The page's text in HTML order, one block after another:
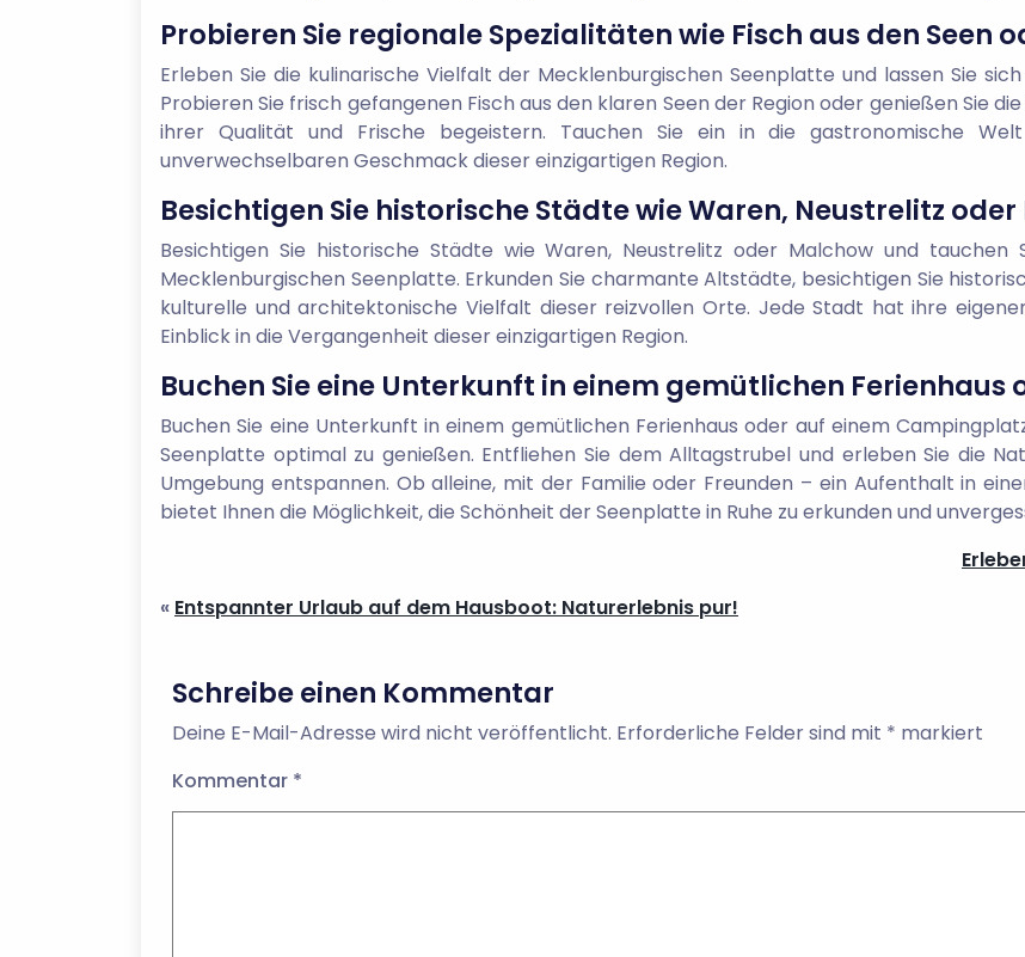
Probieren Sie regionale Spezialitäten wie Fisch aus den
Erleben Sie die kulinarische Vielfalt der Mecklenburgischen Seenplatte und lassen Sie
Probieren Sie frisch gefangenen Fisch aus den klaren Seen der Region oder genießen Sie
ihrer Qualität und Frische begeistern. Tauchen Sie ein in die gastronomische
unverwechselbaren Geschmack dieser einzigartigen Region.
Besichtigen Sie historische Städte wie Waren, Neustrelitz
Besichtigen Sie historische Städte wie Waren, Neustrelitz oder Malchow und
Mecklenburgischen Seenplatte. Erkunden Sie charmante Altstädte, besichtigen Sie
kulturelle und architektonische Vielfalt dieser reizvollen Orte. Jede Stadt hat ihre
Einblick in die Vergangenheit dieser einzigartigen Region.
Buchen Sie eine Unterkunft in einem gemütlichen
Buchen Sie eine Unterkunft in einem gemütlichen Ferienhaus oder auf einem
Seenplatte optimal zu genießen. Entfliehen Sie dem Alltagstrubel und erleben Sie die
Umgebung entspannen. Ob alleine, mit der Familie oder Freunden – ein Aufenthalt in
bietet Ihnen die Möglichkeit, die Schönheit der Seenplatte in Ruhe zu erkunden und
« Entspannter Urlaub auf dem Hausboot: Naturerlebnis pur!
Schreibe einen Kommentar
Deine E-Mail-Adresse wird nicht veröffentlicht. Erforderliche Felder sind mit * markiert
Kommentar *